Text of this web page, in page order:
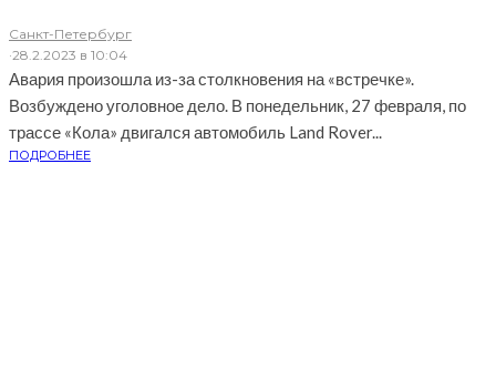
Санкт-Петербург
·28.2.2023 в 10:04
Авария произошла из-за столкновения на «встречке».
Возбуждено уголовное дело. В понедельник, 27 февраля, по
трассе «Кола» двигался автомобиль Land Rover...
ПОДРОБНЕЕ